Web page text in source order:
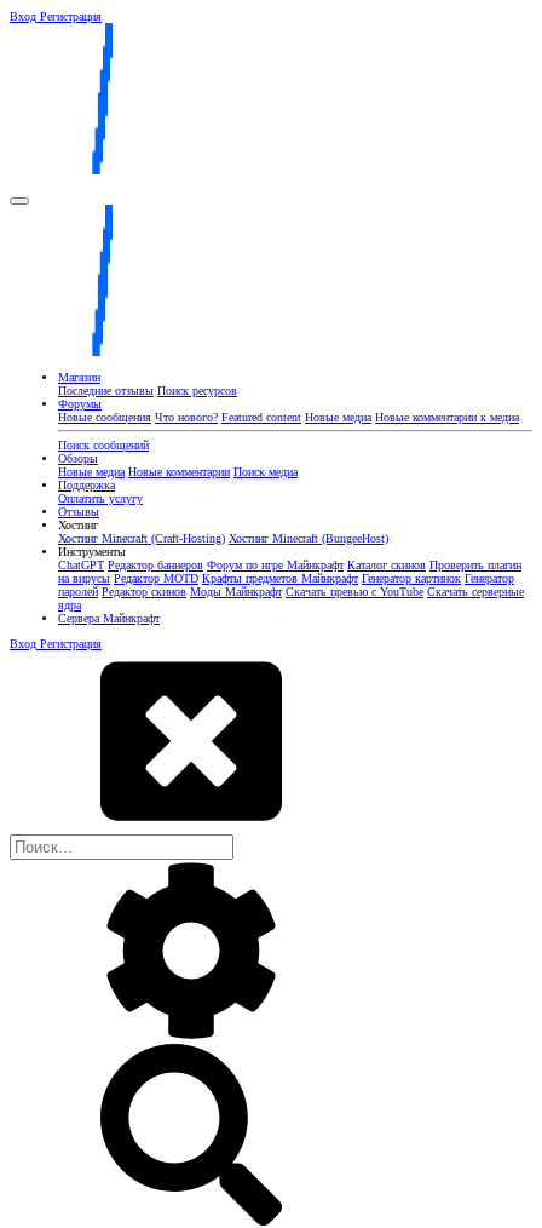
Вход Регистрация
Магазин
Последние отзывы Поиск ресурсов
Форумы
Новые сообщения Что нового? Featured content Новые медиа Новые комментарии к медиа
Поиск сообщений
Обзоры
Новые медиа Новые комментарии Поиск медиа
Поддержка
Оплатить услугу
Отзывы
Хостинг
Хостинг Minecraft (Craft-Hosting) Хостинг Minecraft (BungeeHost)
Инструменты
ChatGPT Редактор баннеров Форум по игре Майнкрафт Каталог скинов Проверить плагин
на вирусы Редактор MOTD Крафты предметов Майнкрафт Генератор картинок Генератор
паролей Редактор скинов Моды Майнкрафт Скачать превью с YouTube Скачать серверные
ядра
Сервера Майнкрафт
Вход Регистрация